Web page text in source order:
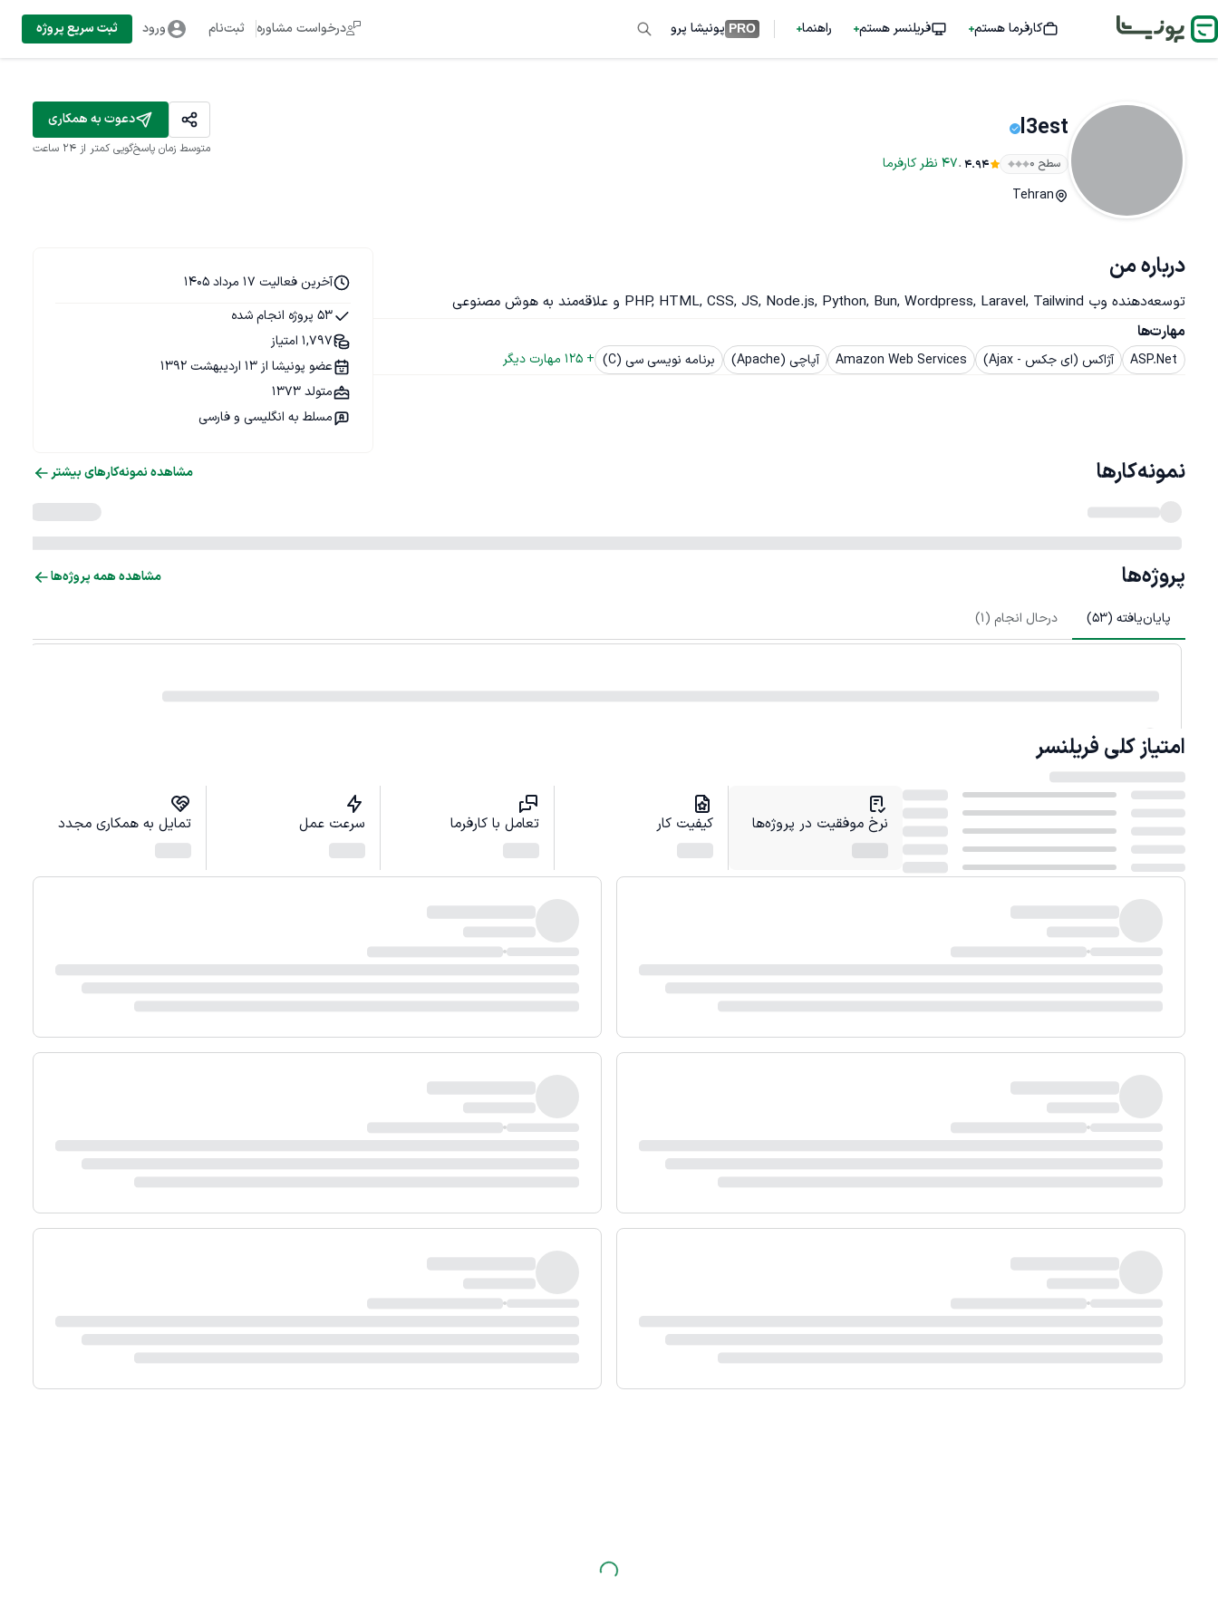
کارفرما هستم فریلنسر هستم راهنما PRO پونیشا پرو درخواست مشاوره ثبت‌نام ورود ثبت سریع پروژه
l3est
سطح ۰ 4.94
.
47 نظر کارفرما
Tehran
دعوت به همکاری
متوسط زمان پاسخ‌گویی کمتر از 24 ساعت
درباره من
توسعه‌دهنده وب PHP, HTML, CSS, JS, Node.js, Python, Bun, Wordpress, Laravel, Tailwind و علاقه‌مند به هوش مصنوعی
مهارت‌ها
ASP.Net آژاکس (ای جکس - Ajax) Amazon Web Services آپاچی (Apache) برنامه نویسی سی (C) +
125 مهارت دیگر
آخرین فعالیت 17 مرداد 1405
53 پروژه انجام شده
1,797 امتیاز
عضو پونیشا از 13 اردیبهشت 1392
متولد 1373
مسلط به انگلیسی و فارسی
نمونه‌کارها مشاهده نمونه‌کارهای بیشتر
پروژه‌ها مشاهده همه پروژه‌ها
پایان‌یافته (53
) درحال انجام (1
)
امتیاز کلی فریلنسر
نرخ موفقیت در پروژه‌ها کیفیت کار تعامل با کارفرما سرعت عمل تمایل به همکاری مجدد